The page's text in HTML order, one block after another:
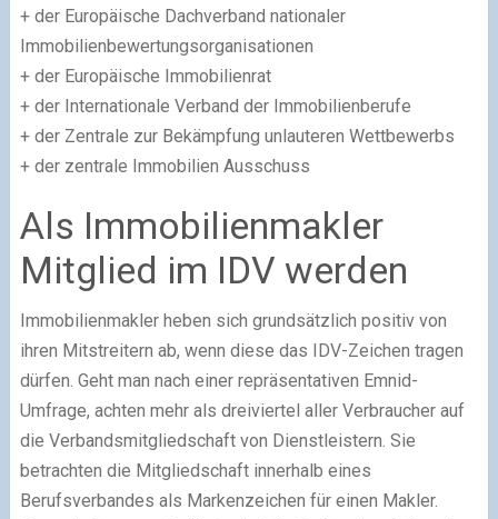
+ der Europäische Dachverband nationaler
Immobilienbewertungsorganisationen
+ der Europäische Immobilienrat
+ der Internationale Verband der Immobilienberufe
+ der Zentrale zur Bekämpfung unlauteren Wettbewerbs
+ der zentrale Immobilien Ausschuss
Als Immobilienmakler
Mitglied im IDV werden
Immobilienmakler heben sich grundsätzlich positiv von
ihren Mitstreitern ab, wenn diese das IDV-Zeichen tragen
dürfen. Geht man nach einer repräsentativen Emnid-
Umfrage, achten mehr als dreiviertel aller Verbraucher auf
die Verbandsmitgliedschaft von Dienstleistern. Sie
betrachten die Mitgliedschaft innerhalb eines
Berufsverbandes als Markenzeichen für einen Makler.